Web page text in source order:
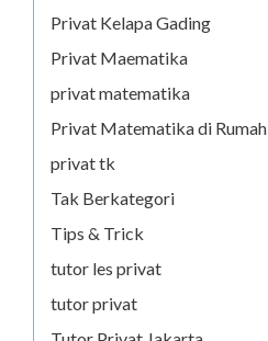
Privat Kelapa Gading
Privat Maematika
privat matematika
Privat Matematika di Rumah
privat tk
Tak Berkategori
Tips & Trick
tutor les privat
tutor privat